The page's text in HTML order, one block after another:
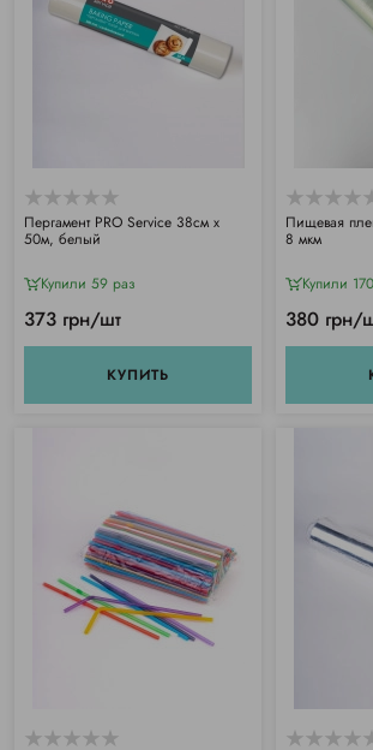
Пергамент PRO Service 38см х
50м, белый
Купили 59 раз
373 грн/шт
КУПИТЬ
Пищевая
8 мкм
Купили
380 грн/